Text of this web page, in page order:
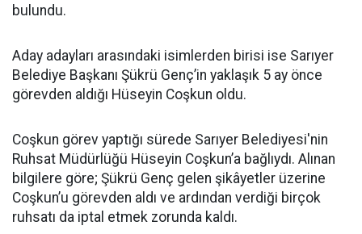
bulundu.
Aday adayları arasındaki isimlerden birisi ise Sarıyer
Belediye Başkanı Şükrü Genç’in yaklaşık 5 ay önce
görevden aldığı Hüseyin Coşkun oldu.
Coşkun görev yaptığı sürede Sarıyer Belediyesi'nin
Ruhsat Müdürlüğü Hüseyin Coşkun’a bağlıydı. Alınan
bilgilere göre; Şükrü Genç gelen şikâyetler üzerine
Coşkun’u görevden aldı ve ardından verdiği birçok
ruhsatı da iptal etmek zorunda kaldı.